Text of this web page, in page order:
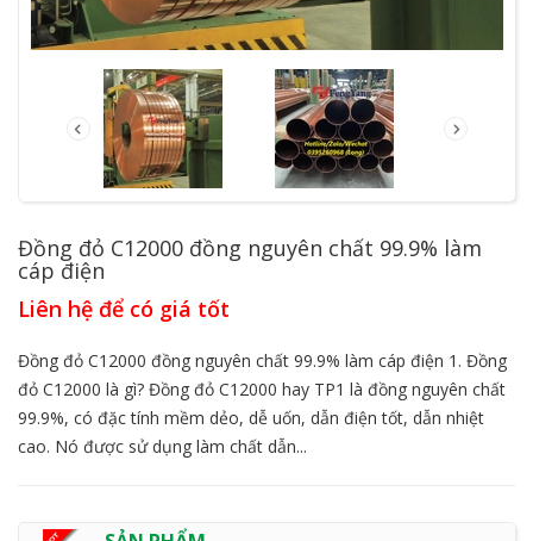
Đồng đỏ C12000 đồng nguyên chất 99.9% làm
cáp điện
Liên hệ để có giá tốt
Đồng đỏ C12000 đồng nguyên chất 99.9% làm cáp điện 1. Đồng
đỏ C12000 là gì? Đồng đỏ C12000 hay TP1 là đồng nguyên chất
99.9%, có đặc tính mềm dẻo, dễ uốn, dẫn điện tốt, dẫn nhiệt
cao. Nó được sử dụng làm chất dẫn...